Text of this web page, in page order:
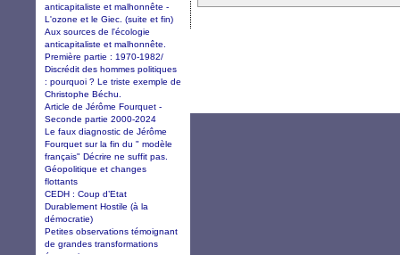
anticapitaliste et malhonnête -
L'ozone et le Giec. (suite et fin)
Aux sources de l'écologie
anticapitaliste et malhonnête.
Première partie : 1970-1982/
Discrédit des hommes politiques
: pourquoi ? Le triste exemple de
Christophe Béchu.
Article de Jérôme Fourquet -
Seconde partie 2000-2024
Le faux diagnostic de Jérôme
Fourquet sur la fin du " modèle
français" Décrire ne suffit pas.
Géopolitique et changes
flottants
CEDH : Coup d’Etat
Durablement Hostile (à la
démocratie)
Petites observations témoignant
de grandes transformations